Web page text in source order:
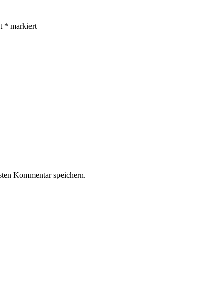
* markiert
Kommentar speichern.